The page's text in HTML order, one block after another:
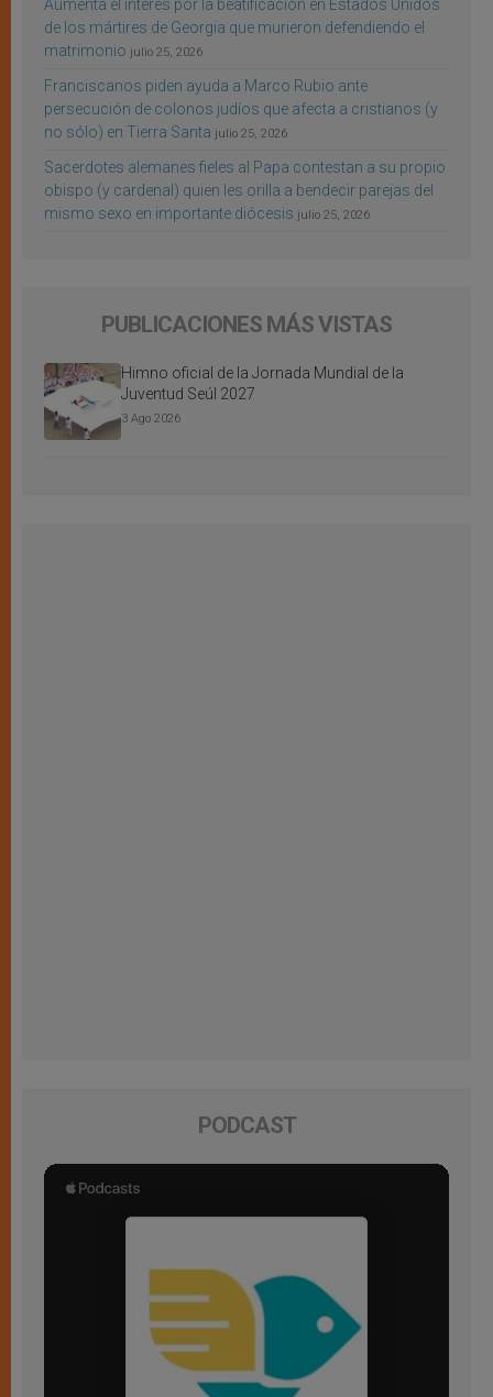
Aumenta el interés por la beatificación en Estados Unidos
de los mártires de Georgia que murieron defendiendo el
matrimonio julio 25, 2026
Franciscanos piden ayuda a Marco Rubio ante
persecución de colonos judíos que afecta a cristianos (y
no sólo) en Tierra Santa julio 25, 2026
Sacerdotes alemanes fieles al Papa contestan a su propio
obispo (y cardenal) quien les orilla a bendecir parejas del
mismo sexo en importante diócesis julio 25, 2026
PUBLICACIONES MÁS VISTAS
Himno oficial de la Jornada Mundial de la
Juventud Seúl 2027
3 Ago 2026
PODCAST